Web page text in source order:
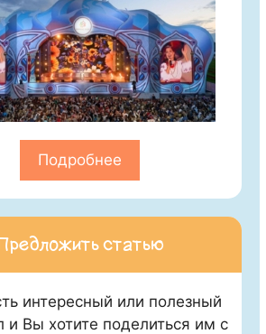
Подробнее
статью
интересный или полезный
и Вы хотите поделиться им с